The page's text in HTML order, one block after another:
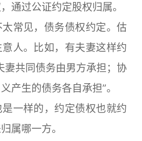
通过公证约定股权归属。
见，债务债权约定。估
人。比如，有夫妻这样约
妻共同债务由男方承担；协
产生的债务各自承担”。
样的，约定债权也就约
属哪一方。